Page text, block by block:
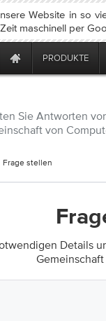
Website in so
maschinell per
PRODUKTE
Sie Antworten
von
Frage stellen
Details